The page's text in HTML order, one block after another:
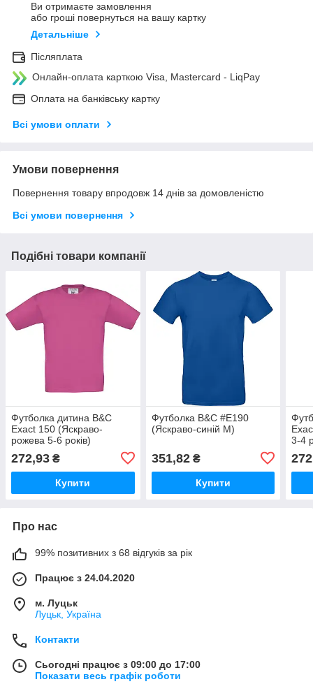
Ви отримаєте замовлення
або гроші повернуться на вашу картку
Детальніше
Післяплата
Онлайн-оплата карткою Visa, Mastercard - LiqPay
Оплата на банківську картку
Всі умови оплати
Умови повернення
Повернення товару впродовж 14 днів за домовленістю
Всі умови повернення
Подібні товари компанії
Футболка дитина B&C
Exact 150 (Яскраво-
рожева 5-6 років)
272,93 ₴
Купити
Футболка B&C #E190
(Яскраво-синій М)
351,82₴
Купити
3-4
Про нас
99% позитивних з 68 відгуків за рік
Працює з 24.04.2020
м. Луцьк
Луцьк, Україна
Контакти
Сьогодні працює з 09:00 до 17:00
Показати весь графік роботи